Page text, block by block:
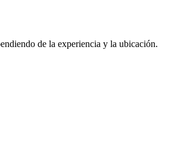
de la experiencia y la ubicación.